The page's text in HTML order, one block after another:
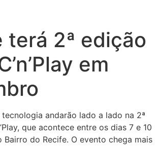
terá 2ª edição
em
andarão lado a lado na 2ª
que acontece entre os dias 7 e 10
Bairro do Recife. O evento chega mais